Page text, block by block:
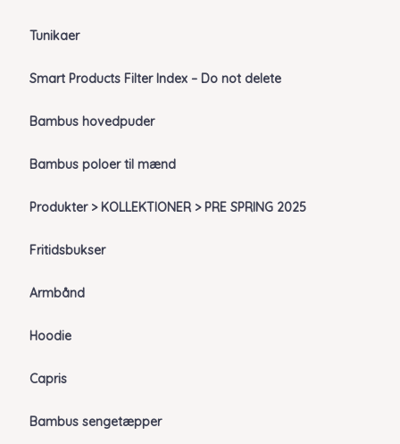
Tunikaer
Smart Products Filter Index – Do not delete
Bambus hovedpuder
Bambus poloer til mænd
Produkter > KOLLEKTIONER > PRE SPRING 2025
Fritidsbukser
Armbånd
Hoodie
Capris
Bambus sengetæpper